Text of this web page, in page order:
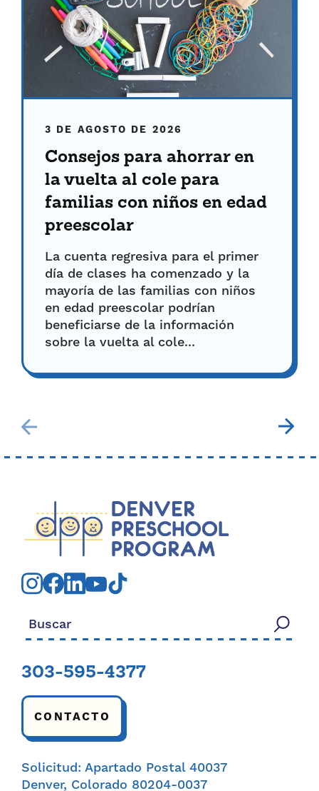
3 DE AGOSTO DE 2026
Consejos para ahorrar en
la vuelta al cole para
familias con niños en edad
preescolar
La cuenta regresiva para el primer
día de clases ha comenzado y la
mayoría de las familias con niños
en edad preescolar podrían
beneficiarse de la información
sobre la vuelta al cole...
Buscar:
303-595-4377
CONTACTO
Solicitud: Apartado Postal 40037
Denver, Colorado 80204-0037